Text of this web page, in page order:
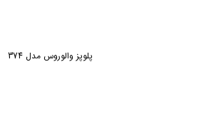
پلوپز والوروس مدل 374